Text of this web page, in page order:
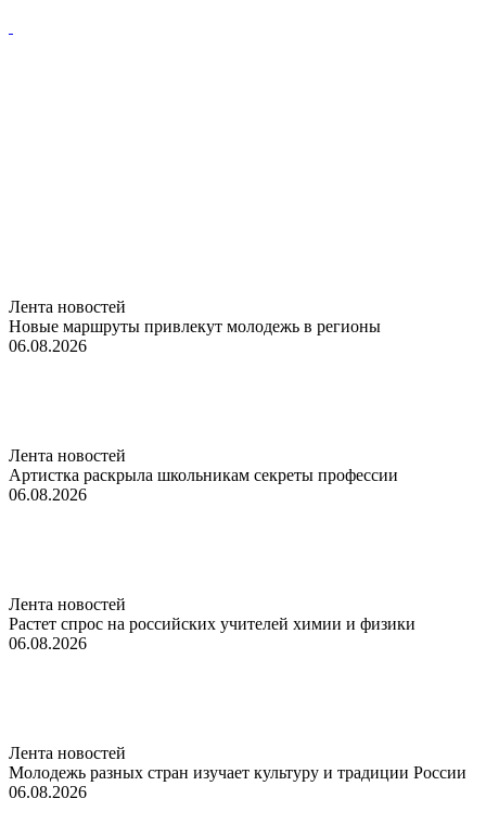
Лента новостей
Новые маршруты привлекут молодежь в регионы
06.08.2026
Лента новостей
Артистка раскрыла школьникам секреты профессии
06.08.2026
Лента новостей
Растет спрос на российских учителей химии и физики
06.08.2026
Лента новостей
Молодежь разных стран изучает культуру и традиции России
06.08.2026